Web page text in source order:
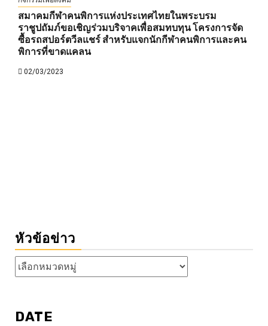
สมาคมกีฬาคนพิการแห่งประเทศไทยในพระบรม
ราชูปถัมภ์ขอเชิญร่วมบริจาคเพื่อสมทบทุน โครงการจัด
ซื้อรถสปอร์ตวีลแชร์ สำหรับแจกนักกีฬาคนพิการและคน
พิการที่ขาดแคลน
02/03/2023
หัวข้อข่าว
หัวข้อ
ข่าว
DATE